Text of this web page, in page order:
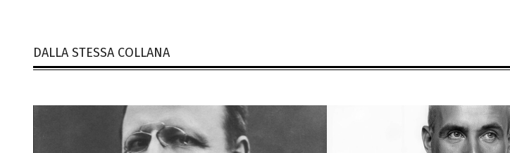
DALLA STESSA COLLANA